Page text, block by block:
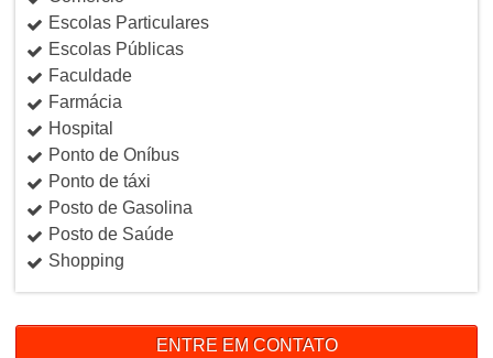
Escolas Particulares
Escolas Públicas
Faculdade
Farmácia
Hospital
Ponto de Oníbus
Ponto de táxi
Posto de Gasolina
Posto de Saúde
Shopping
ENTRE EM CONTATO